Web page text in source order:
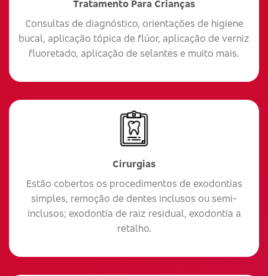
Tratamento Para Crianças
Consultas de diagnóstico, orientações de higiene
bucal, aplicação tópica de flúor, aplicação de verniz
fluoretado, aplicação de selantes e muito mais.
Cirurgias
Estão cobertos os procedimentos de exodontias
simples, remoção de dentes inclusos ou semi-
inclusos; exodontia de raiz residual, exodontia a
retalho.